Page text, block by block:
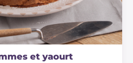
et yaourt